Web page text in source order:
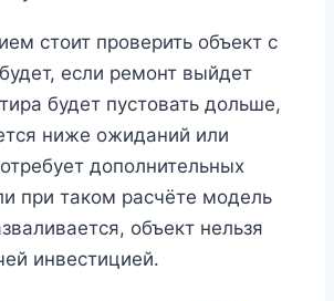
стоит проверить объект с
если ремонт выйдет
будет пустовать дольше,
ниже ожиданий или
дополнительных
при таком расчёте модель
объект нельзя
инвестицией.